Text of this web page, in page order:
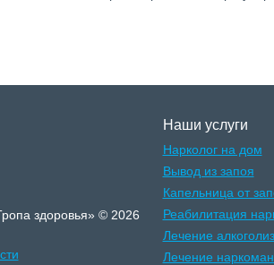
здоровья» © 2026
Наши услуги
Нарколог на дом
Вывод из запоя
Капельница от
Реабилитация
Лечение
Лечение